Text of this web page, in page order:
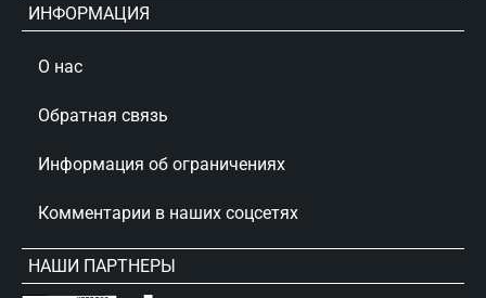
ИНФОРМАЦИЯ
О нас
Обратная связь
Информация об ограничениях
Комментарии в наших соцсетях
НАШИ ПАРТНЕРЫ